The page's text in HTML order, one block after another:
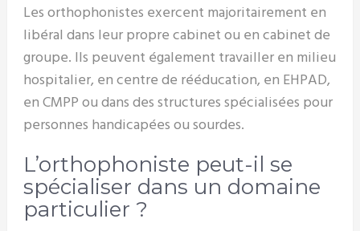
Les orthophonistes exercent majoritairement en
libéral dans leur propre cabinet ou en cabinet de
groupe. Ils peuvent également travailler en milieu
hospitalier, en centre de rééducation, en EHPAD,
en CMPP ou dans des structures spécialisées pour
personnes handicapées ou sourdes.
L’orthophoniste peut-il se
spécialiser dans un domaine
particulier ?